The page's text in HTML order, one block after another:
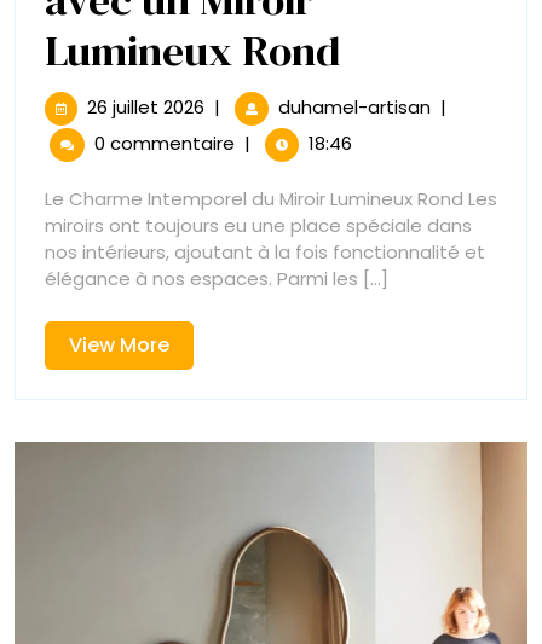
Lumineux Rond
Circulaire
:
Sublimez
Votre
Espace
un
Miroir
Lumineux
26 juillet 2026 26
juillet
| duhamel-artisanÉlégance
Votre
Espace
avec
|
0 commentaire | 18:46
Le Charme Intemporel du Miroir Lumineux Rond Les
miroirs ont toujours eu une place spéciale dans
nos intérieurs, ajoutant à la fois fonctionnalité et
élégance à nos espaces. Parmi les [...]
View MoreView
More